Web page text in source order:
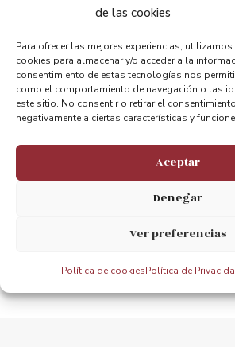
de las cookies
Para ofrecer las mejores experiencias,
cookies para almacenar y/o acceder a la
consentimiento de estas tecnologías nos
como el comportamiento de navegación o las
este sitio. No consentir o retirar el
negativamente a ciertas características y
Aceptar
Denegar
Ver preferencias
Política de cookiesPolítica de
Compartir:
ANTERIOR
The Flying Ferry